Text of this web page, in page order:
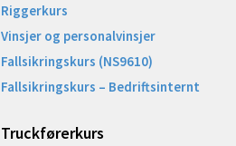
Riggerkurs
Vinsjer og personalvinsjer
Fallsikringskurs (NS9610)
Fallsikringskurs – Bedriftsinternt
Truckførerkurs